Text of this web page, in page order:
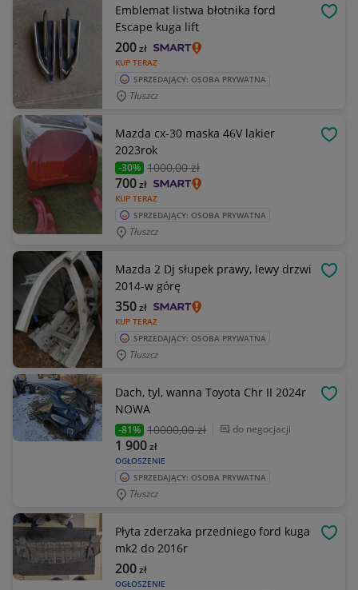
Emblemat listwa błotnika ford
Escape kuga lift
KUP TERAZ
200zł
SPRZEDAJĄCY: OSOBA PRYWATNA
Tłuszcz
Mazda cx-30 maska 46V lakier
2023rok
-30% 1000,00 zł
KUP TERAZ
700zł
SPRZEDAJĄCY: OSOBA PRYWATNA
Tłuszcz
Mazda 2 Dj słupek prawy, lewy drzwi
2014-w górę
KUP TERAZ
350zł
SPRZEDAJĄCY: OSOBA PRYWATNA
Tłuszcz
Dach, tyl, wanna Toyota Chr II 2024r
NOWA
-81% 10000,00 zł do negocjacji
OGŁOSZENIE
1 900zł
SPRZEDAJĄCY: OSOBA PRYWATNA
Tłuszcz
Płyta zderzaka przedniego ford kuga
mk2 do 2016r
OGŁOSZENIE
200zł